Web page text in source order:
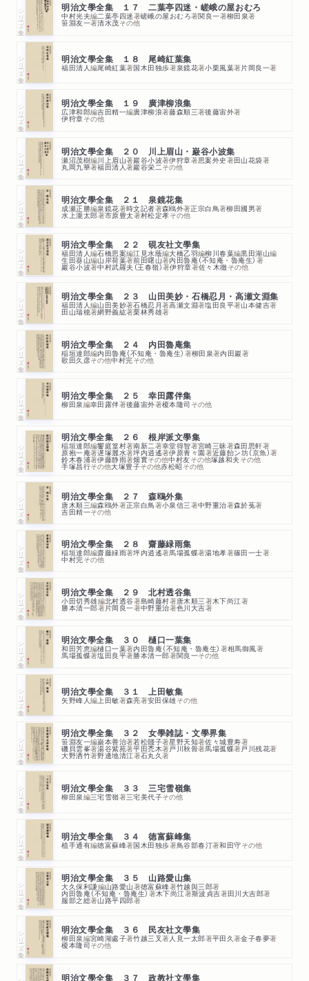
シリーズ・全集 明治文學全集 １７ 二葉亭四迷・嵯峨の屋おむろ
中村光夫編二葉亭四迷著嵯峨の屋おむろ著関良一著柳田泉著
笹淵友一著清水茂その他
シリーズ・全集 明治文學全集 １８ 尾崎紅葉集
福田清人 編尾崎紅葉著国木田独歩著泉鏡花著小栗風葉著片岡良一著
シリーズ・全集 明治文學全集 １９ 廣津柳浪集
広津和郎編吉田精一編廣津柳浪著藤森順三著後藤宙外著
伊狩章その他
シリーズ・全集 明治文學全集 ２０ 川上眉山・巌谷小波集
瀬沼茂樹編川上眉山著巖谷小波著伊狩章著思案外史著田山花袋著
丸岡九華著福田清人著巖谷栄二その他
シリーズ・全集 明治文學全集 ２１ 泉鏡花集
成瀬正勝編泉鏡花著時文記者著森鴎外著正宗白鳥著柳田國男著
水上瀧太郎著市原豊太著村松定孝その他
シリーズ・全集
明治文學全集 ２２ 硯友社文學集
福田清人 編石橋思案編江見水蔭編大橋乙羽編柳川春葉編黒田湖山編
生田葵山編山岸荷葉著前田曙山著内田魯庵（不知庵・魯庵生）著
巖谷小波著中村武羅夫（王春嶺）著伊狩章著佐々木徹その他
シリーズ・全集 明治文學全集 ２３ 山田美妙・石橋忍月・高瀬文淵集
福田清人編山田美妙著石橋忍月著高瀬文淵著塩田良平著山本健吉著
田山瑞穂著網野義紘著栗林秀雄著
シリーズ・全集 明治文學全集 ２４ 内田魯庵集
稲垣達郎編内田魯庵（不知庵・魯庵生） 著柳田泉著内田巖著
歌田久彦その他中村完その他
シリーズ・全集 明治文學全集 ２５ 幸田露伴集
柳田泉編幸田露伴著後藤宙外著榎本隆司 その他
シリーズ・全集
明治文學全集 ２６ 根岸派文學集
稲垣達郎編饗庭篁村著南新二著幸堂得智著宮崎三昧著森田思軒著
原抱一庵著遅塚麗水著坪内逍遙著伊原青々園著近藤飴ン坊（京魚）著
鈴木春浦著伊藤静雨著畑實その他中村友その他塚越和夫その他
手塚昌行その他大塚豊子その他赤松昭その他
シリーズ・全集 明治文學全集 ２７ 森鴎外集
唐木順三編森鴎外著正宗白鳥著小泉信三著中野重治著森於菟著
吉田精一その他
シリーズ・全集 明治文學全集 ２８ 齋藤緑雨集
稲垣達郎編齋藤緑雨著坪内逍遙著馬場孤蝶著湯地孝著篠田一士著
中村完その他
シリーズ・全集 明治文學全集 ２９ 北村透谷集
小田切秀雄編北村透谷著島崎藤村著唐木順三著木下尚江著
勝本清一郎著片岡良一著中野重治著色川大吉著
シリーズ・全集 明治文學全集 ３０ 樋口一葉集
和田芳恵編樋口一葉著内田魯庵（不知庵・魯庵生） 著相馬御風著
馬場孤蝶著塩田良平著勝本清一郎著関良一その他
シリーズ・全集 明治文學全集 ３１ 上田敏集
矢野峰人 編 上田敏著森亮著安田保雄その他
シリーズ・全集
明治文學全集 ３２ 女學雑誌・文學界集
笹淵友一編巌本善治著若松賤子著星野天知著佐々城豊寿著
磯貝雲峯著湯谷紫苑著平田禿木著戸川秋骨著馬場孤蝶著戸川残花著
大野洒竹著野邊地清江著石丸久著
シリーズ・全集 明治文學全集 ３３ 三宅雪嶺集
柳田泉編三宅雪嶺著三宅美代子その他
シリーズ・全集 明治文學全集 ３４ 徳富蘇峰集
植手通有編徳富蘇峰著国木田独歩著鳥谷部春汀著和田守その他
シリーズ・全集
明治文學全集 ３５ 山路愛山集
大久保利謙編山路愛山著徳富蘇峰著竹越與三郎著
内田魯庵（不知庵・魯庵生）著木下尚江著斯波貞吉著田川大吉郎著
服部之総著山路平四郎著
シリーズ・全集 明治文學全集 ３６ 民友社文學集
柳田泉編宮崎湖處子著竹越三叉著人見一太郎著平田久著金子春夢著
榎本隆司その他
明治文學全集 ３７ 政教社文學集